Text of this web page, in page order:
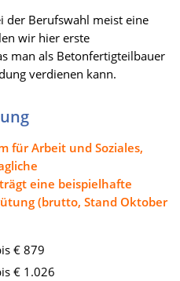
der Berufswahl meist eine
wir hier erste
man als Betonfertigteilbauer
verdienen kann.
für Arbeit und Soziales,
eine beispielhafte
(brutto, Stand Oktober
€ 879
€ 1.026